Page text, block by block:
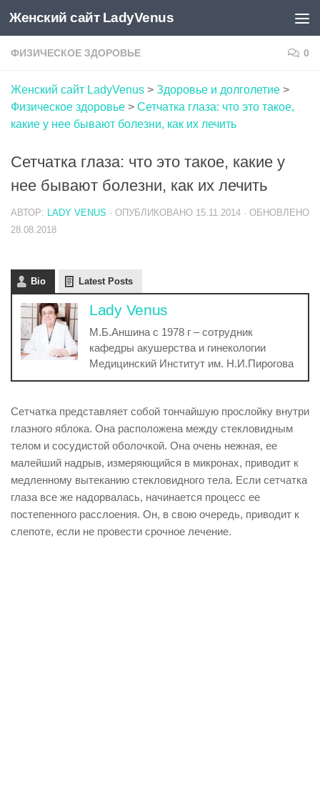
Skip to content
Женский сайт LadyVenus
ФИЗИЧЕСКОЕ ЗДОРОВЬЕ 0
Женский сайт LadyVenus > Здоровье и долголетие >
Физическое здоровье > Сетчатка глаза: что это такое,
какие у нее бывают болезни, как их лечить
Сетчатка глаза: что это такое, какие у
нее бывают болезни, как их лечить
АВТОР: LADY VENUS · ОПУБЛИКОВАНО 15.11.2014 · ОБНОВЛЕНО
28.08.2018
Bio Latest Posts
Lady Venus
М.Б.Аншина с 1978 г – сотрудник
кафедры акушерства и гинекологии
Медицинский Институт им. Н.И.Пирогова
Сетчатка представляет собой тончайшую прослойку внутри
глазного яблока. Она расположена между стекловидным
телом и сосудистой оболочкой. Она очень нежная, ее
малейший надрыв, измеряющийся в микронах, приводит к
медленному вытеканию стекловидного тела. Если сетчатка
глаза все же надорвалась, начинается процесс ее
постепенного расслоения. Он, в свою очередь, приводит к
слепоте, если не провести срочное лечение.